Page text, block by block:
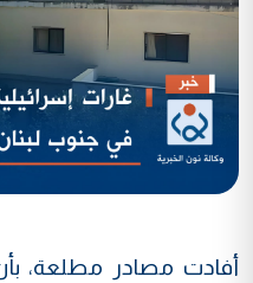
أفادت مصادر مطلعة،